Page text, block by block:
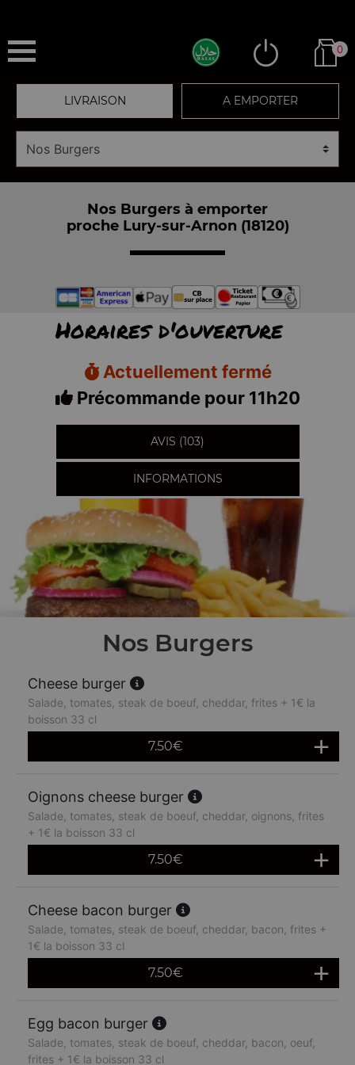
0
LIVRAISON A EMPORTER
Nos Burgers à emporter
proche Lury-sur-Arnon (18120)
Horaires d'ouverture
Actuellement fermé
Précommande pour 11h20
AVIS (103)
INFORMATIONS
Nos Burgers
Cheese burger
Salade, tomates, steak de boeuf, cheddar, frites + 1€ la
boisson 33 cl
7.50€
Oignons cheese burger
Salade, tomates, steak de boeuf, cheddar, oignons, frites
+ 1€ la boisson 33 cl
7.50€
Cheese bacon burger
Salade, tomates, steak de boeuf, cheddar, bacon, frites +
1€ la boisson 33 cl
7.50€
Egg bacon burger
Salade, tomates, steak de boeuf, cheddar, bacon, oeuf,
frites + 1€ la boisson 33 cl